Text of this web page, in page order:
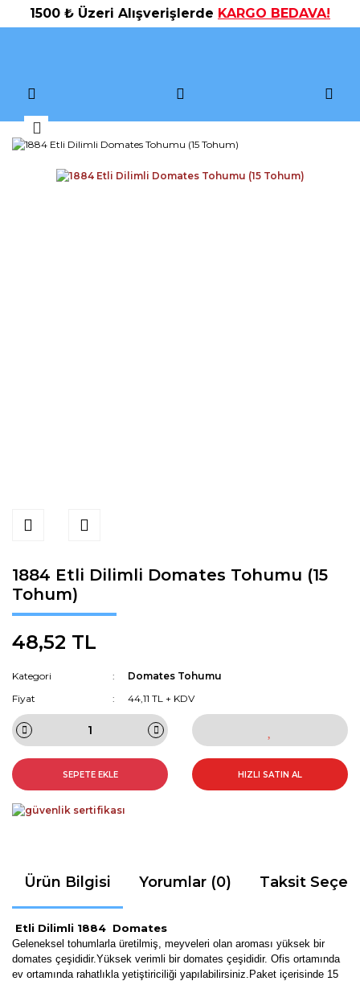
1500 ₺ Üzeri Alışverişlerde KARGO BEDAVA!
1884 Etli Dilimli Domates Tohumu (15
Tohum)
48,52 TL
Kategori
Domates Tohumu
Fiyat
44,11 TL + KDV
SEPETE EKLE HIZLI SATIN AL
Ürün Bilgisi Yorumlar (0) Taksit
Etli Dilimli 1884 Domates
Geleneksel tohumlarla üretilmiş, meyveleri olan aroması yüksek bir
domates çeşididir.Yüksek verimli bir domates çeşididir. Ofis ortamında
ev ortamında rahatlıkla yetiştiriciliği yapılabilirsiniz .Paket içerisinde 15